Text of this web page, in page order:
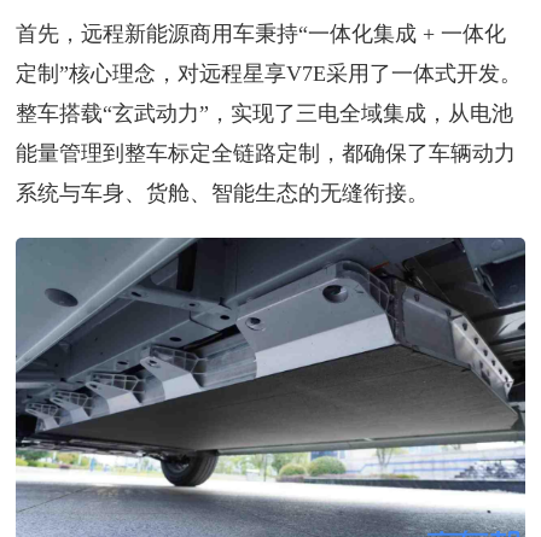
首先，远程新能源商用车秉持“一体化集成 + 一体化
定制”核心理念，对远程星享V7E采用了一体式开发。
整车搭载“玄武动力”，实现了三电全域集成，从电池
能量管理到整车标定全链路定制，都确保了车辆动力
系统与车身、货舱、智能生态的无缝衔接。